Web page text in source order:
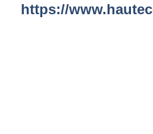
https://